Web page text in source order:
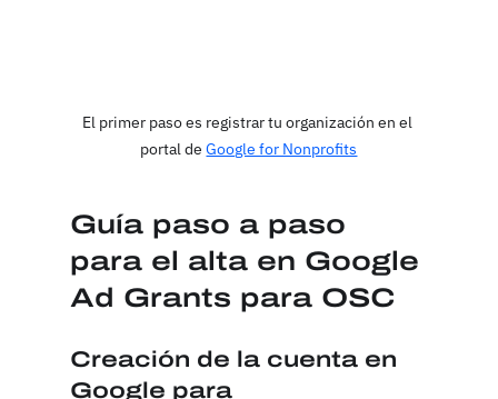
El primer paso es registrar tu organización en el
portal de Google for Nonprofits
Guía paso a paso
para el alta en Google
Ad Grants para OSC
Creación de la cuenta en
Google para